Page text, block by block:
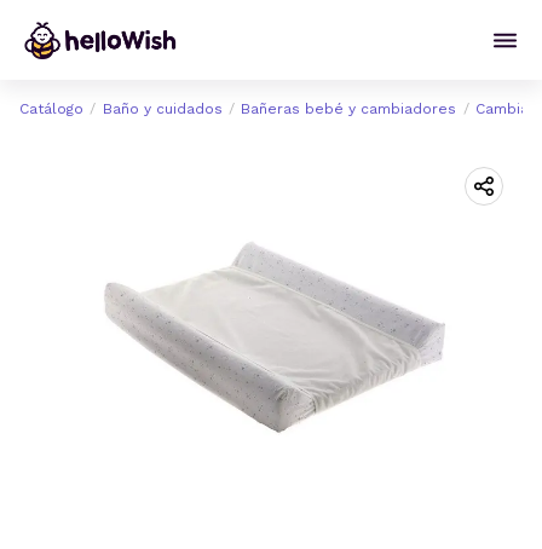
Catálogo Baño y cuidados Bañeras bebé y cambiadores